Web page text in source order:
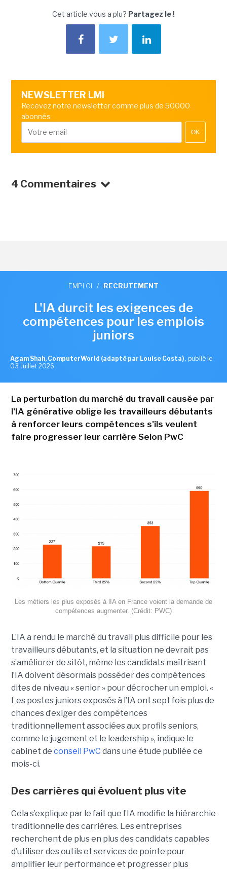
Cet article vous a plu? Partagez le !
NEWSLETTER LMI
Recevez notre newsletter comme plus de 50000
abonnés
OK
4 Commentaires
EMPLOI / RECRUTEMENT
L'IA durcit les exigences de
compétences pour les emplois
juniors
Agam Shah, ComputerWorld (adapté par Louise Costa) , publié le
03 Juillet 2026
La perturbation du marché du travail causée par
l'IA générative oblige les travailleurs débutants
à renforcer leurs compétences s'ils veulent
faire progresser leur carrière Selon PwC
Les métiers les plus exposés à lIA en France voient la demande de
compétences augmenter. (Crédit: PWC)
L’IA a rendu le marché du travail plus difficile pour les
travailleurs débutants, et la situation ne devrait pas
s’améliorer de sitôt, même les candidats maîtrisant
l’IA doivent désormais posséder des compétences
dites de niveau « senior » pour décrocher un emploi. «
Les postes juniors exposés à l’IA ont sept fois plus de
chances d’exiger des compétences
traditionnellement associées aux profils seniors,
comme le jugement et le leadership », indique le
cabinet de conseil PwC dans une étude publiée ce
mois-ci.
Des carrières qui évoluent plus vite
Cela s’explique par le fait que l’IA modifie la hiérarchie
traditionnelle des carrières. Les entreprises
recherchent de plus en plus des candidats capables
d’utiliser des outils et services de pointe pour
amplifier leur performance et progresser plus